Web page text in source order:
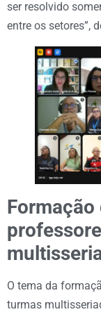
ser resolvido
entre os setores”,
O tema da
turmas